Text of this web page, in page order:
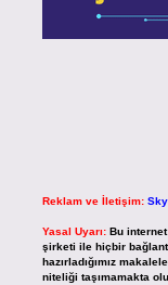
Reklam ve İletişim:
Yasal Uyarı: Bu
şirketi ile hiçbir
hazırladığımız
niteliği taşımamakta